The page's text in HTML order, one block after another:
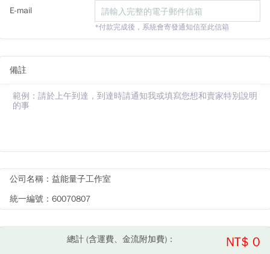
E-mail
*付款完成後，系統會寄發通知信至此信箱
備註
公司名稱：益能量子工作室
統一編號：60070807
總計 (含運費、金流附加費)： NT$ 0